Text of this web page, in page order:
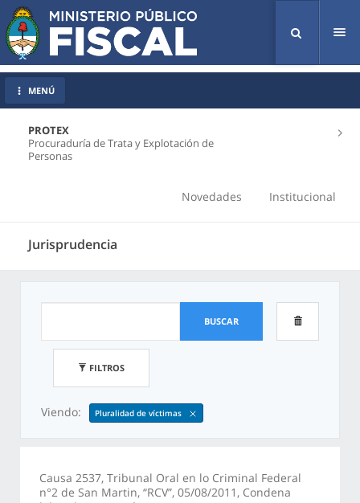
PROTEX
Procuraduría de Trata y Explotación de
Personas
Novedades Institucional
Jurisprudencia
MENÚ
BUSCAR
FILTROS
Viendo: Pluralidad de víctimas
Causa 2537, Tribunal Oral en lo Criminal Federal
n°2 de San Martin, “RCV”, 05/08/2011, Condena